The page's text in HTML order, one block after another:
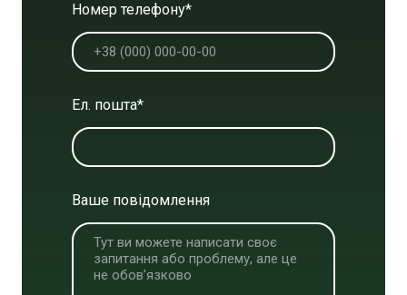
Номер телефону*
Ел. пошта*
Ваше повідомлення